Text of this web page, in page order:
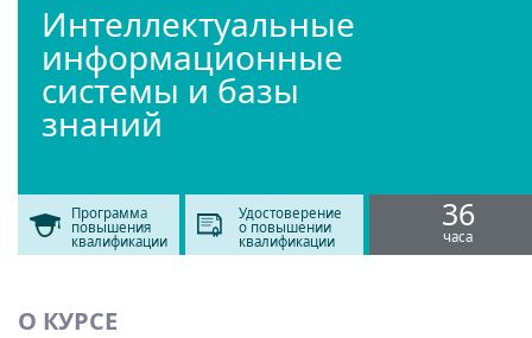
Интеллектуальные
информационные
системы и базы
знаний
Программа
повышения
квалификации
Удостоверение
о повышении
квалификации
36
часа
О КУРСЕ